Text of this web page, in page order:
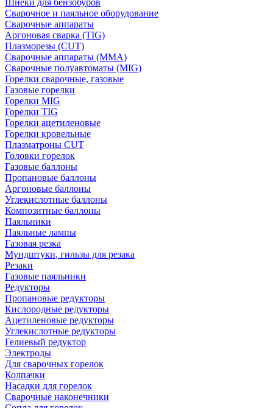
Шнеки для бензобуров
Сварочное и паяльное оборудование
Сварочные аппараты
Аргоновая сварка (TIG)
Плазморезы (CUT)
Сварочные аппараты (MMA)
Сварочные полуавтоматы (MIG)
Горелки сварочные, газовые
Газовые горелки
Горелки MIG
Горелки TIG
Горелки ацетиленовые
Горелки кровельные
Плазматроны CUT
Головки горелок
Газовые баллоны
Пропановые баллоны
Аргоновые баллоны
Углекислотные баллоны
Композитные баллоны
Паяльники
Паяльные лампы
Газовая резка
Мундштуки, гильзы для резака
Резаки
Газовые паяльники
Редукторы
Пропановые редукторы
Кислородные редукторы
Ацетиленовые редукторы
Углекислотные редукторы
Гелиевый редуктор
Электроды
Для сварочных горелок
Колпачки
Насадки для горелок
Сварочные наконечники